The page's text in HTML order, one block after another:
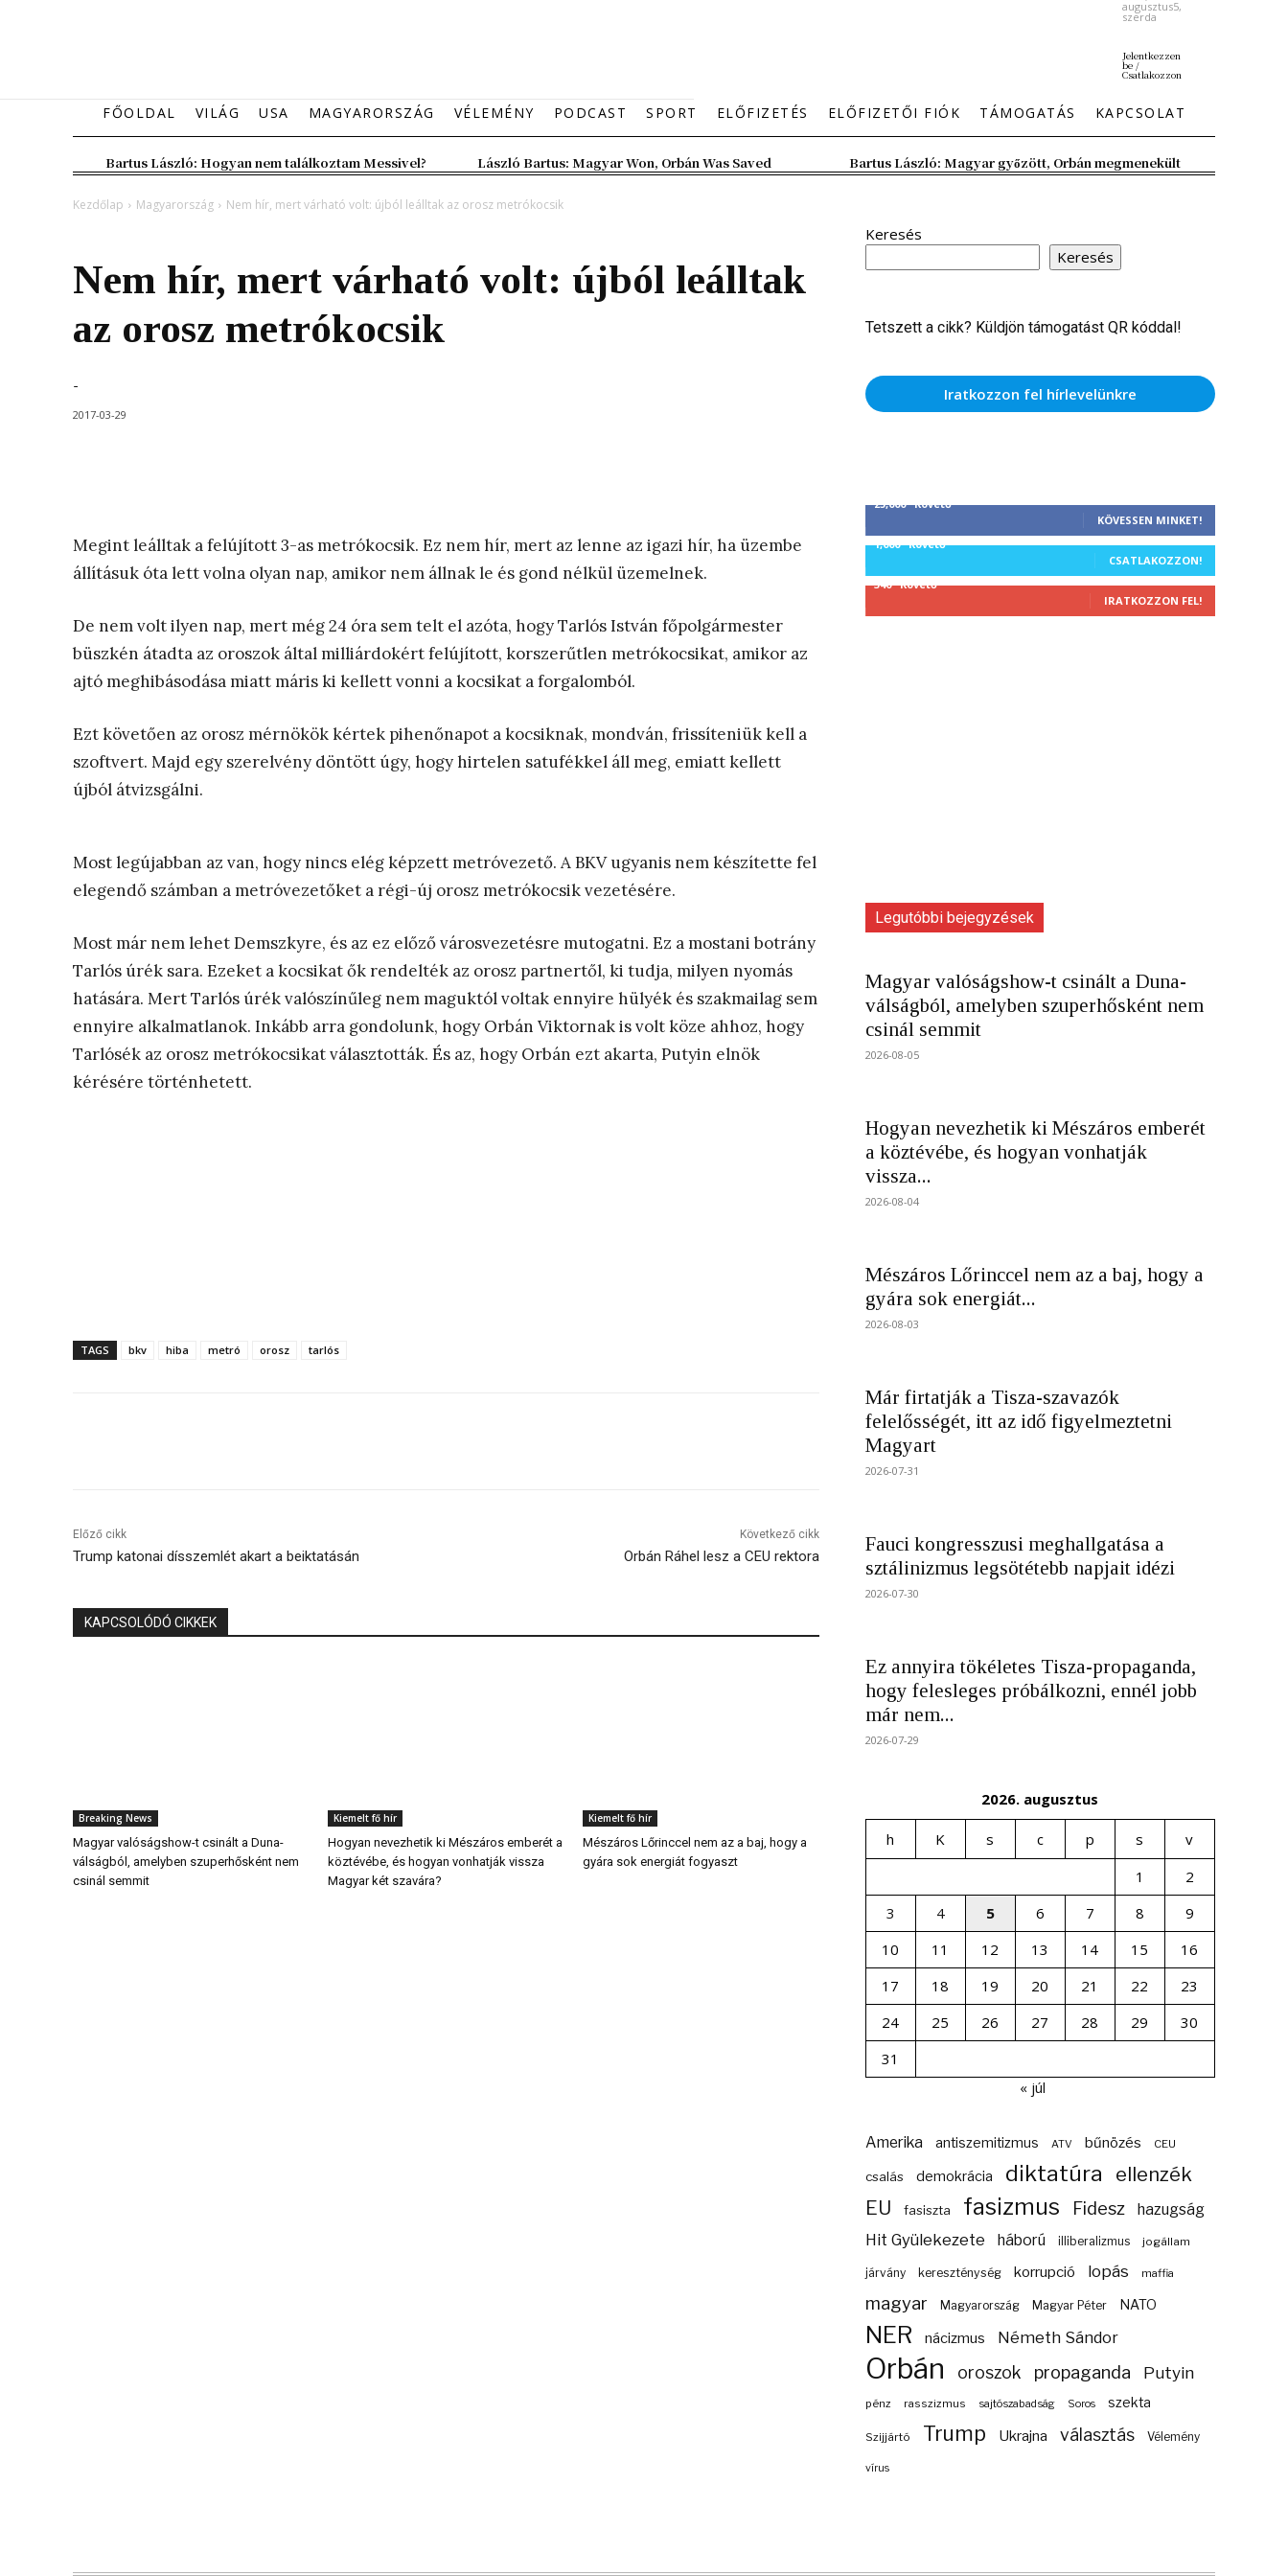
augusztus5,
szerda
Jelentkezzen
be /
Csatlakozzon
FŐOLDAL VILÁG USA MAGYARORSZÁG VÉLEMÉNY PODCAST SPORT ELŐFIZETÉS ELŐFIZETŐI FIÓK TÁMOGATÁS KAPCSOLAT
Bartus László: Hogyan nem találkoztam Messivel? László Bartus: Magyar Won, Orbán Was Saved Bartus László: Magyar győzött, Orbán megmenekült
Kezdőlap Magyarország Nem hír, mert várható volt: újból leálltak az orosz metrókocsik
Nem hír, mert várható volt: újból leálltak
az orosz metrókocsik
-
2017-03-29
Megint leálltak a felújított 3-as metrókocsik. Ez nem hír, mert az lenne az igazi hír, ha üzembe
állításuk óta lett volna olyan nap, amikor nem állnak le és gond nélkül üzemelnek.
De nem volt ilyen nap, mert még 24 óra sem telt el azóta, hogy Tarlós István főpolgármester
büszkén átadta az oroszok által milliárdokért felújított, korszerűtlen metrókocsikat, amikor az
ajtó meghibásodása miatt máris ki kellett vonni a kocsikat a forgalomból.
Ezt követően az orosz mérnökök kértek pihenőnapot a kocsiknak, mondván, frissíteniük kell a
szoftvert. Majd egy szerelvény döntött úgy, hogy hirtelen satufékkel áll meg, emiatt kellett
újból átvizsgálni.
Most legújabban az van, hogy nincs elég képzett metróvezető. A BKV ugyanis nem készítette fel
elegendő számban a metróvezetőket a régi-új orosz metrókocsik vezetésére.
Most már nem lehet Demszkyre, és az ez előző városvezetésre mutogatni. Ez a mostani botrány
Tarlós úrék sara. Ezeket a kocsikat ők rendelték az orosz partnertől, ki tudja, milyen nyomás
hatására. Mert Tarlós úrék valószínűleg nem maguktól voltak ennyire hülyék és szakmailag sem
ennyire alkalmatlanok. Inkább arra gondolunk, hogy Orbán Viktornak is volt köze ahhoz, hogy
Tarlósék az orosz metrókocsikat választották. És az, hogy Orbán ezt akarta, Putyin elnök
kérésére történhetett.
TAGS bkv hiba metró orosz tarlós
Előző cikk
Trump katonai dísszemlét akart a beiktatásán
Következő cikk
Orbán Ráhel lesz a CEU rektora
KAPCSOLÓDÓ CIKKEK
Breaking News
Magyar valóságshow-t csinált a Duna-
válságból, amelyben szuperhősként nem
csinál semmit
Kiemelt fő hír
Hogyan nevezhetik ki Mészáros emberét a
köztévébe, és hogyan vonhatják vissza
Magyar két szavára?
Kiemelt fő hír
Mészáros Lőrinccel nem az a baj, hogy a
gyára sok energiát fogyaszt
Keresés
Keresés
Tetszett a cikk? Küldjön támogatást QR kóddal!
Iratkozzon fel hírlevelünkre
25,000 Követő
KÖVESSEN MINKET!
1,000 Követő
CSATLAKOZZON!
340 Követő
IRATKOZZON FEL!
Legutóbbi bejegyzések
Magyar valóságshow-t csinált a Duna-
válságból, amelyben szuperhősként nem
csinál semmit
2026-08-05
Hogyan nevezhetik ki Mészáros emberét
a köztévébe, és hogyan vonhatják
vissza...
2026-08-04
Mészáros Lőrinccel nem az a baj, hogy a
gyára sok energiát...
2026-08-03
Már firtatják a Tisza-szavazók
felelősségét, itt az idő figyelmeztetni
Magyart
2026-07-31
Fauci kongresszusi meghallgatása a
sztálinizmus legsötétebb napjait idézi
2026-07-30
Ez annyira tökéletes Tisza-propaganda,
hogy felesleges próbálkozni, ennél jobb
már nem...
2026-07-29
2026. augusztus
h K s c p s
v
1
2
3
4 5 6 7 8
9
10
11 12 13 14 15
16
17
18 19 20 21 22
23
24
25 26 27 28 29
30
31
« júl
Amerika antiszemitizmus ATV bűnözés CEU
csalás demokrácia diktatúra ellenzék
EU fasiszta fasizmus Fidesz hazugság
Hit Gyülekezete háború illiberalizmus jogállam
járvány kereszténység korrupció lopás maffia
magyar Magyarország Magyar Péter NATO
NER nácizmus Németh Sándor
Orbán oroszok propaganda Putyin
pénz rasszizmus sajtószabadság Soros szekta
Szijjártó Trump Ukrajna választás Vélemény
vírus